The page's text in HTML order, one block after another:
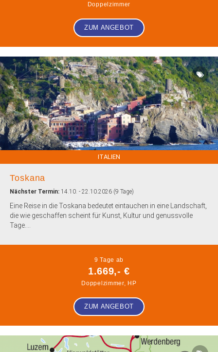
Doppelzimmer
ZUM ANGEBOT
ITALIEN
Toskana
Nächster Termin: 14.10. - 22.10.2026 (9 Tage)
Eine Reise in die Toskana bedeutet eintauchen in eine Landschaft,
die wie geschaffen scheint für Kunst, Kultur und genussvolle
Tage....
9 Tage ab
1.669,- €
Doppelzimmer, HP
ZUM ANGEBOT